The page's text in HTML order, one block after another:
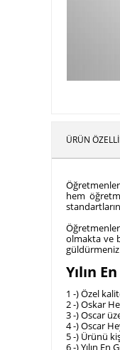
ÜRÜN
hem
olmakta ve
Yılın
1 -) Özel
2 -) Oskar
3 -) Oscar
4 -) Oscar
5 -) Ürünü
6 -) Yılın